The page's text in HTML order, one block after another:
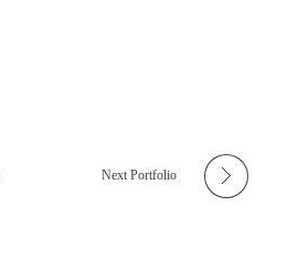
Next Portfolio